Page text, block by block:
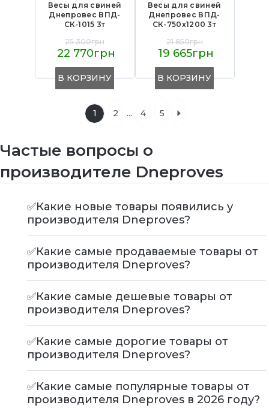
Весы для свиней
Днепровес ВПД-
СК-1015 3т
25 300грн
22 770грн
В КОРЗИНУ
Весы для свиней
Днепровес ВПД-
СК-750х1200 3т
21 850грн
19 665грн
В КОРЗИНУ
1 2 ... 4 5
Частые вопросы о
производителе Dneproves
✅Какие новые товары появились у
производителя Dneproves?
✅Какие самые продаваемые товары от
производителя Dneproves?
✅Какие самые дешевые товары от
производителя Dneproves?
✅Какие самые дорогие товары от
производителя Dneproves?
✅Какие самые популярные товары от
производителя Dneproves в 2026 году?